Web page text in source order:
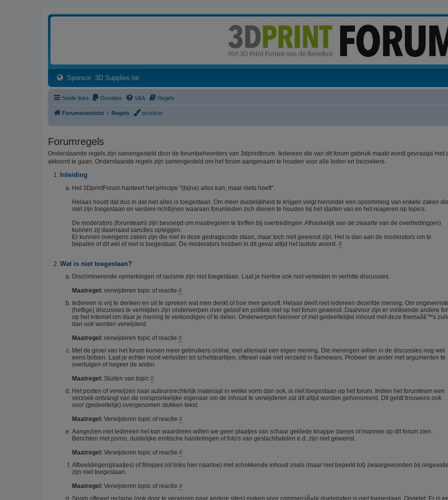
Sponsor: 3D Supplies.be(Opens a new tab)
Snelle links Donaties V&A Regels
Forumoverzicht Regels prosilver
Forumregels
Onderstaande regels zijn samengesteld door de forumbeheerders van 3dprintforum. Iedereen die van dit forum gebruik maakt wordt gevraagd met
akkoord te gaan. Onderstaande regels zijn samengesteld om het forum aangenaam te houden voor alle leden en bezoekers.
Inleiding
Het 3DprintForum hanteert het principe "(bijna) alles kan, maar niets hoeft".
Helaas houdt dat dus in dat niet alles is toegestaan. Om meer duidelijkheid te krijgen volgt hieronder een opsomming van enkele zaken die
niet zijn toegestaan en verdere richtlijnen waaraan forumleden zich dienen te houden bij het starten van en het reageren op topics.
De moderators (forumteam) zijn bevoegd om maatregelen te treffen bij overtredingen. Afhankelijk van de zwaarte van de overtreding(en)
kunnen zij daarnaast sancties opleggen.
Er kunnen overigens zaken zijn die niet in deze gedragscode staan, maar toch niet gewenst zijn. Het is dan aan de moderators om te
bepalen of dit wel of niet is toegestaan. De moderators hebben in dit geval altijd het laatste woord. #
Wat is niet toegestaan?
Discriminerende opmerkingen of racisme zijn niet toegestaan. Laat je hiertoe ook niet verleiden in verhitte discussies.
Maatregel: verwijderen topic of reactie #
Iedereen is vrij te denken en uit te spreken wat men denkt of hoe men gelooft. Helaas deelt niet iedereen dezelfde mening. Om
(heftige) discussies te vermijden zijn onderwerpen over geloof en politiek niet op het forum gewenst. Daarvoor zijn er voldoende andere
op het internet om daar je mening te verkondigen of te delen. Onderwerpen hierover of met gedeeltelijke inhoud met deze themaâ€™s
dan ook worden verwijderd.
Maatregel: verwijderen topic of reactie #
Met de groei van het forum komen meer gebruikers online, met allemaal een eigen mening. Die meningen willen in de discussies nog wel
eens botsen. Laat je echter nooit verleiden tot scheldpartijen, oftewel raak niet verzeild in flamewars. Probeer de ander met argumenten te
overtuigen of negeer de ander.
Maatregel: Sluiten van topic #
Het posten of verwijzen naar auteursrechtelijk materiaal in welke vorm dan ook, is niet toegestaan op het forum. Indien het forumteam een
verzoek ontvangt van de oorspronkelijke eigenaar om de inhoud te verwijderen zal dit altijd worden gehonoreerd. Dit geldt trouwens ook
voor (gedeeltelijk) overgenomen stukken tekst.
Maatregel: Verwijderen topic of reactie #
Aangezien niet iedereen het kan waarderen willen we geen plaatjes van schaar geklede knappe dames of mannen op dit forum zien.
Berichten met porno, duidelijke erotische handelingen of foto's van geslachtsdelen e.d. zijn niet gewenst.
Maatregel: Verwijderen topic of reactie #
Afbeeldingen(plaatjes) of filmpjes (of links hier naartoe) met schokkende inhoud zoals (maar niet beperkt tot) zwaargewonden bij
zijn niet toegestaan.
Maatregel: Verwijderen topic of reactie #
Spam oftewel reclame (ook door te verwijzen naar andere sites) maken voor commerciÃ«le doeleinden is niet toegestaan. Opgelet: Er is